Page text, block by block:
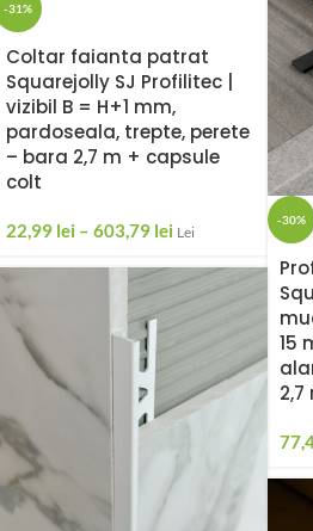
-31%
Coltar faianta patrat
Squarejolly SJ Profilitec |
vizibil B = H+1 mm,
pardoseala, trepte, perete
– bara 2,7 m + capsule
colt
22,99 lei – 603,79 lei Lei
-30%
15
2,7